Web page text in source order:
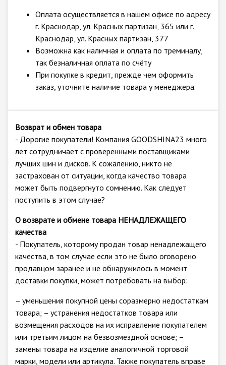
Оплата осуществляется в нашем офисе по адресу
г. Краснодар, ул. Красных партизан, 365 или г.
Краснодар, ул. Красных партизан, 377
Возможна как наличная и оплата по треминалу,
так безналичная оплата по счёту
При покупке в кредит, прежде чем оформить
заказ, уточните наличие товара у менеджера.
Возврат и обмен товара
- Дорогие покупатели! Компания GOODSHINA23 много
лет сотрудничает с проверенными поставщиками
лучших шин и дисков. К сожалению, никто не
застрахован от ситуации, когда качество товара
может быть подвергнуто сомнению. Как следует
поступить в этом случае?
О возврате и обмене товара НЕНАДЛЕЖАЩЕГО
качества
- Покупатель, которому продан товар ненадлежащего
качества, в том случае если это не было оговорено
продавцом заранее и не обнаружилось в момент
доставки покупки, может потребовать на выбор:
– уменьшения покупной цены соразмерно недостаткам
товара; – устранения недостатков товара или
возмещения расходов на их исправление покупателем
или третьим лицом на безвозмездной основе; –
замены товара на изделие аналогичной торговой
марки, модели или артикула. Также покупатель вправе